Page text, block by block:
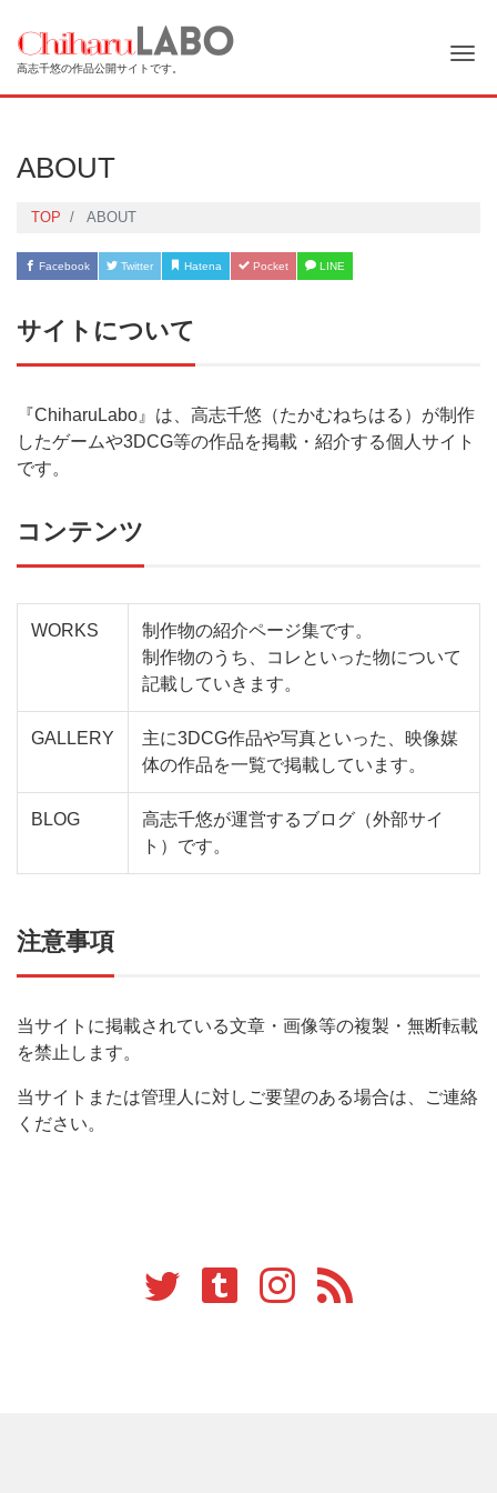
高志千悠の作品公開サイトです。
ABOUT
TOP ABOUT
Facebook Twitter Hatena Pocket LINE
サイトについて
『ChiharuLabo』は、高志千悠（たかむねちはる）が制作
したゲームや3DCG等の作品を掲載・紹介する個人サイト
です。
コンテンツ
WORKS
制作物の紹介ページ集です。
制作物のうち、コレといった物について
記載していきます。
GALLERY
主に3DCG作品や写真といった、映像媒
体の作品を一覧で掲載しています。
BLOG
高志千悠が運営するブログ（外部サイ
ト）です。
注意事項
当サイトに掲載されている文章・画像等の複製・無断転載
を禁止します。
当サイトまたは管理人に対しご要望のある場合は、ご連絡
ください。